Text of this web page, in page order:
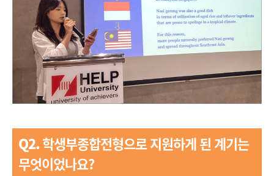
Q2. 학생부종합전형으로 지원하게 된 계기는
무엇이었나요?